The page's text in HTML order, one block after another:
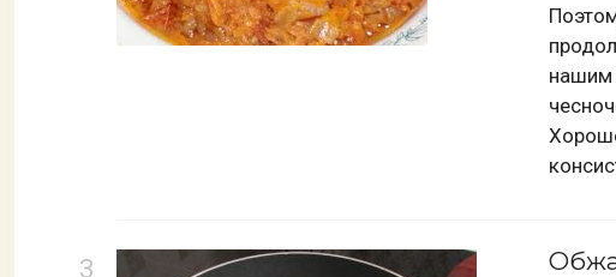
нашим